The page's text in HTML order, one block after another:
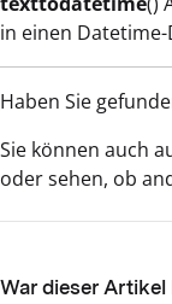
in einen
Haben Sie
Sie können auch
oder sehen, ob
War dieser